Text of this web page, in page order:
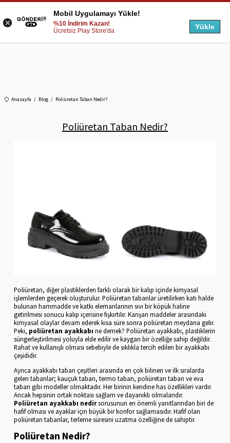
Anasayfa Blog Poliüretan Taban Nedir?
Poliüretan Taban Nedir?
Poliüretan, diğer plastiklerden farklı olarak bir kalıp içinde kimyasal
işlemlerden geçerek oluşturulur. Poliüretan tabanlar üretilirken katı halde
bulunan hammadde ve katkı elemanlarının sıvı bir köpük haline
getirilmesi sonucu kalıp içerisine fışkırtılır. Karışan maddeler arasındaki
kimyasal olaylar devam ederek kısa süre sonra poliüretan meydana gelir.
Peki, poliüretan ayakkabı ne demek? Poliüretan ayakkabı, plastiklerin
süngerleştirilmesi yoluyla elde edilir ve kaygan bir özelliğe sahip değildir.
Rahat ve kullanışlı olması sebebiyle de sıklıkla tercih edilen bir ayakkabı
çeşididir.
Ayrıca ayakkabı taban çeşitleri arasında en çok bilinen ve ilk sıralarda
gelen tabanlar; kauçuk taban, termo taban, poliüretan taban ve eva
taban gibi modeller olmaktadır. Her birinin kendine has özellikleri vardır.
Ancak hepsinin ortak noktası sağlam ve dayanıklı olmalarıdır.
Poliüretan ayakkabı nedirsorusunun en önemli yanıtlarından biri de
hafif olması ve ayaklar için büyük bir konfor sağlamasıdır. Hafif olan
poliüretan tabanlar, terleme süresini uzatma özelliğine de sahiptir.
Poliüretan Nedir?
Mobil Uygulamayı Yükle!
%10 İndirim Kazan!
Ücretsiz Play Store'da
Yükle